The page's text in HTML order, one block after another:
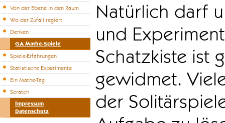
Von der Ebene in den Raum
Wo der Zufall regiert
Denken
GA Mathe-Spiele
Spiele-Erfahrungen
Statistische Experimente
Ein Mathe-Tag
Scratch
Impressum
Datenschutz
Natürlich darf
und
Schatzkiste ist
gewidmet.
der